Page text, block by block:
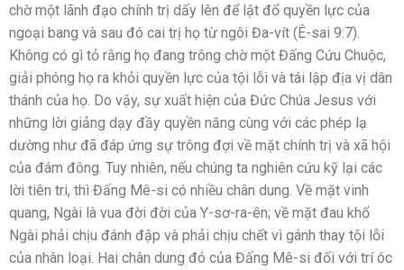
chờ một lãnh đạo chính trị dấy lên để lật đổ quyền lực của
ngoại bang và sau đó cai trị họ từ ngôi Đa-vít (Ê-sai 9:7).
Không có gì tỏ rằng họ đang trông chờ một Đấng Cứu Chuộc,
giải phóng họ ra khỏi quyền lực của tội lỗi và tái lập địa vị dân
thánh của họ. Do vậy, sự xuất hiện của Đức Chúa Jesus với
những lời giảng dạy đầy quyền năng cùng với các phép lạ
dường như đã đáp ứng sự trông đợi về mặt chính trị và xã hội
của đám đông. Tuy nhiên, nếu chúng ta nghiên cứu kỹ lại các
lời tiên tri, thì Đấng Mê-si có nhiều chân dung. Về mặt vinh
quang, Ngài là vua đời đời của Y-sơ-ra-ên; về mặt đau khổ
Ngài phải chịu đánh đập và phải chịu chết vì gánh thay tội lỗi
của nhân loại. Hai chân dung đó của Đấng Mê-si đối với trí óc